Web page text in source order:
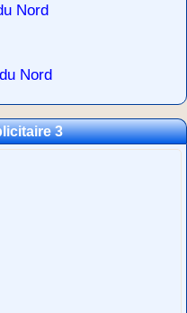
Nord
Nord
3